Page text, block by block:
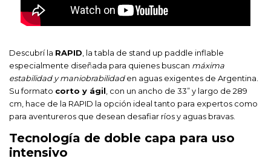
Descubrí la RAPID, la tabla de stand up paddle inflable
especialmente diseñada para quienes buscan máxima
estabilidad y maniobrabilidaden aguas exigentes de Argentina.
Su formato corto y ágil, con un ancho de 33” y largo de 289
cm, hace de la RAPID la opción ideal tanto para expertos como
para aventureros que desean desafiar ríos y aguas bravas.
Tecnología de doble capa para uso
intensivo